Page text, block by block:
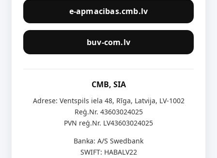
e-apmacibas.cmb.lv
buv-com.lv
CMB, SIA
Adrese: Ventspils iela 48, Rīga, Latvija, LV-1002
Reģ.Nr. 43603024025
PVN reģ.Nr. LV43603024025
Banka: A/S Swedbank
SWIFT: HABALV22